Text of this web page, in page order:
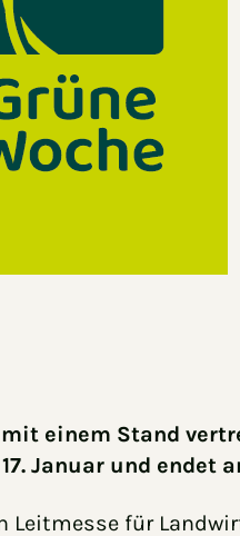
einem Stand
Januar und endet
für